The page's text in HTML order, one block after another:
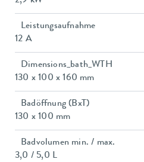
Leistungsaufnahme
12 A
Dimensions_bath_WTH
130 x 100 x 160 mm
Badöffnung (BxT)
130 x 100 mm
Badvolumen min. / max.
3,0 / 5,0 L